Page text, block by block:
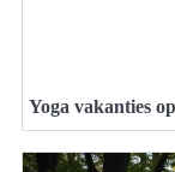
Yoga vakanties